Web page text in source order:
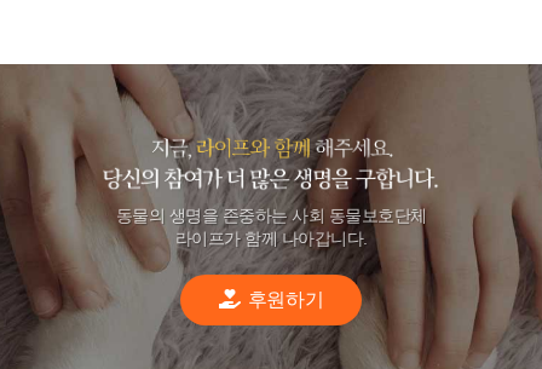
동물의 생명을 존중하는 사회 동물보호단체
라이프가 함께 나아갑니다.
후원하기